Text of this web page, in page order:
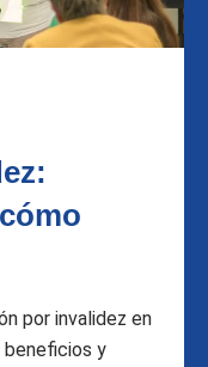
por invalidez en
beneficios y